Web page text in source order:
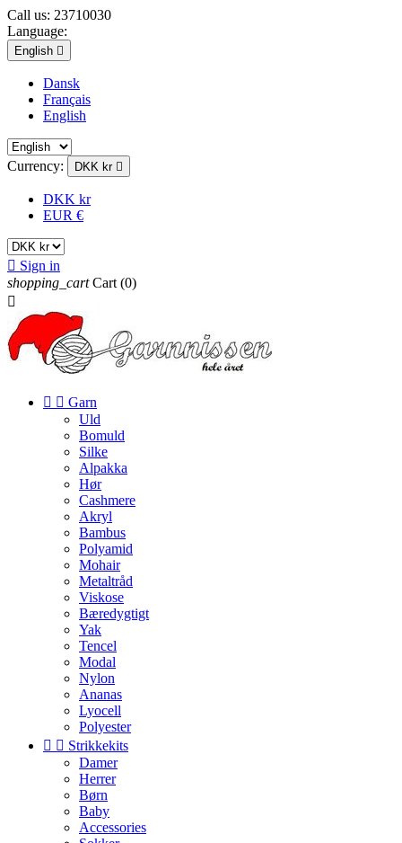
Call us: 23710030
Language:
English 
Dansk
Français
English
Currency: DKK kr 
DKK kr
EUR €
 Sign in
shopping_cart Cart (0)

  Garn
Uld
Bomuld
Silke
Alpakka
Hør
Cashmere
Akryl
Bambus
Polyamid
Mohair
Metaltråd
Viskose
Bæredygtigt
Yak
Tencel
Modal
Nylon
Ananas
Lyocell
Polyester
  Strikkekits
Damer
Herrer
Børn
Baby
Accessories